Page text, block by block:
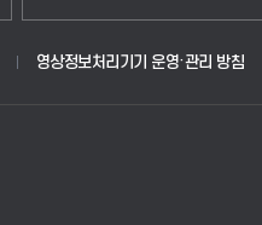
영상정보처리기기 운영·관리 방침